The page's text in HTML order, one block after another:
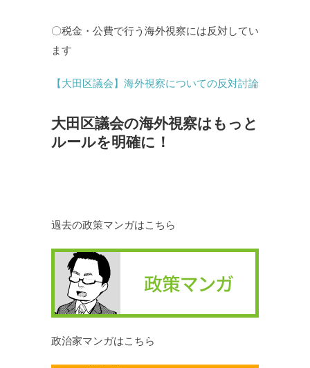
〇税金・公費で行う海外視察には反対してい
ます
【大田区議会】海外視察についての反対討論
大田区議会の海外視察はもっと
ルールを明確に！
過去の政策マンガはこちら
政治家マンガはこちら